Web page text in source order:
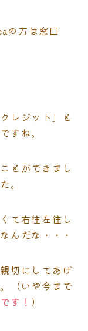
の方は窓口
レジット」と
すね。
とができまし
。
て右往左往し
んだな・・・
切にしてあげ
（いや今まで
す！）